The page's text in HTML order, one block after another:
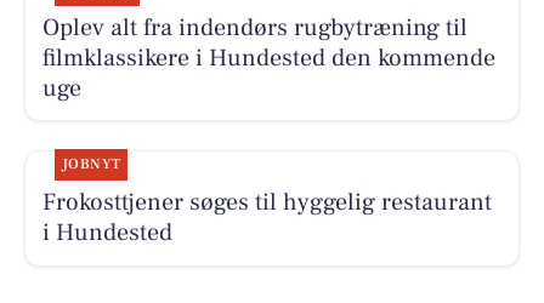
Oplev alt fra indendørs rugbytræning til
filmklassikere i Hundested den kommende
uge
JOBNYT
Frokosttjener søges til hyggelig restaurant
i Hundested